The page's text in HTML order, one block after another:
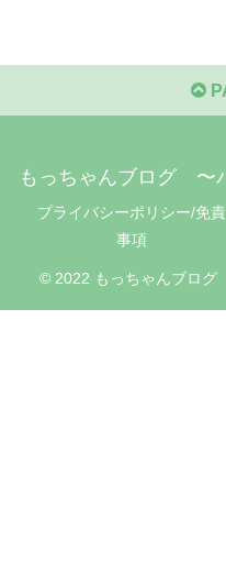
もっちゃんブログ 〜
プライバシーポリシー/免責
事項
© 2022 もっちゃんブログ